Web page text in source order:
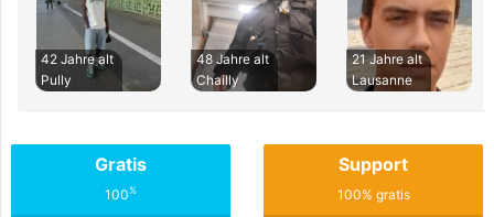
42 Jahre alt
Pully
48 Jahre alt
Chailly
21 Jahre alt
Lausanne
Gratis
100%
Support
100% gratis